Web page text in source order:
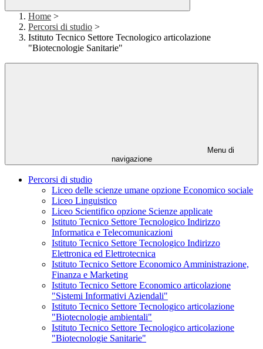
Home >
Percorsi di studio >
Istituto Tecnico Settore Tecnologico articolazione
"Biotecnologie Sanitarie"
Menu di
navigazione
Percorsi di studio
Liceo delle scienze umane opzione Economico sociale
Liceo Linguistico
Liceo Scientifico opzione Scienze applicate
Istituto Tecnico Settore Tecnologico Indirizzo
Informatica e Telecomunicazioni
Istituto Tecnico Settore Tecnologico Indirizzo
Elettronica ed Elettrotecnica
Istituto Tecnico Settore Economico Amministrazione,
Finanza e Marketing
Istituto Tecnico Settore Economico articolazione
"Sistemi Informativi Aziendali"
Istituto Tecnico Settore Tecnologico articolazione
"Biotecnologie ambientali"
Istituto Tecnico Settore Tecnologico articolazione
"Biotecnologie Sanitarie"